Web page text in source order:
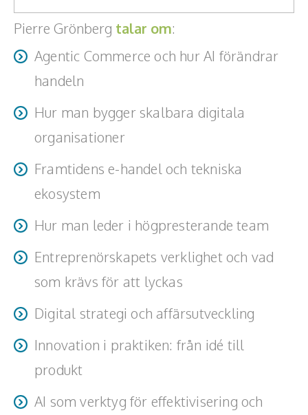
Vård, omsorg, beroende
Författare
Idrottare och äventyrare
Kända musiker
Skådespelare
Alla talare
Pierre Grönberg talar om:
Agentic Commerce och hur AI förändrar
handeln
Hur man bygger skalbara digitala
organisationer
Framtidens e-handel och tekniska
ekosystem
Hur man leder i högpresterande team
Entreprenörskapets verklighet och vad
som krävs för att lyckas
Digital strategi och affärsutveckling
Innovation i praktiken: från idé till
produkt
AI som verktyg för effektivisering och